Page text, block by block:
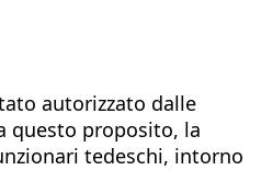
autorizzato dalle
questo proposito, la
tedeschi, intorno